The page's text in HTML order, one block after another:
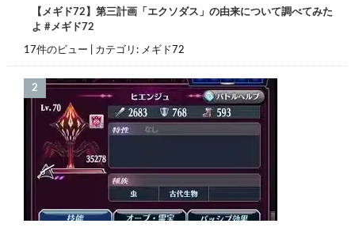
【メギド72】第三計画「エクソダス」の由来について調べてみた
よ #メギド72
17件のビュー カテゴリ: メギド72